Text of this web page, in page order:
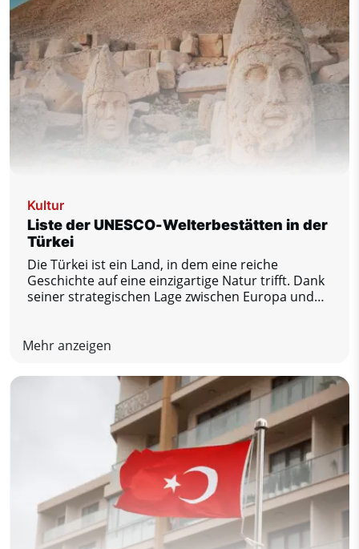
Kultur
Liste der UNESCO-Welterbestätten in der
Türkei
Die Türkei ist ein Land, in dem eine reiche
Geschichte auf eine einzigartige Natur trifft. Dank
seiner strategischen Lage zwischen Europa und
21 Stätten auf der UNESCO-Welterbeliste.
Mehr anzeigen